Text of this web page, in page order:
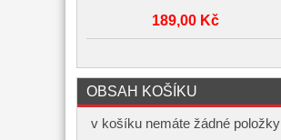
189,00 Kč
OBSAH KOŠÍKU
v košíku nemáte žádné položky